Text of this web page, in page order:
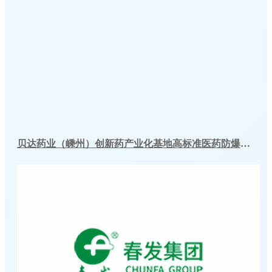
贝达药业（嵊州）创新药产业化基地高标准医药防爆冷库建造工程案例